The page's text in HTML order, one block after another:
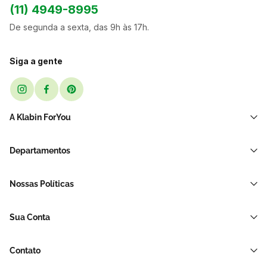
(11) 4949-8995
De segunda a sexta, das 9h às 17h.
Siga a gente
A Klabin ForYou
Black Friday
Blog
Departamentos
Sacos e Sacolas
Acessórios Para Embalagens
Nossas Políticas
Política de Devolução e Reembolso
Sua Conta
Meus Pedidos
Contato